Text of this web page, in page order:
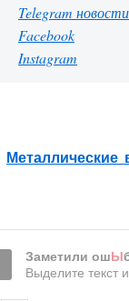
Telegram новости
Facebook
Instagram
Металлические
Заметили ошЫ
Выделите текст